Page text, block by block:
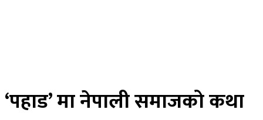
‘पहाड’ मा नेपाली समाजको कथा